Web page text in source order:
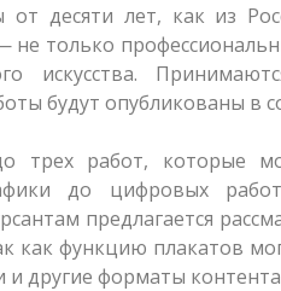
десяти лет, как из
только
искусства.
будут опубликованы в
трех работ, которые
до цифровых
предлагается
как функцию плакатов
другие форматы